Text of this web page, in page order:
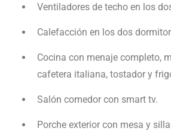
Ventiladores de techo en los
Calefacción en los dos
Cocina con menaje completo,
cafetera italiana, tostador y
Salón comedor con smart tv.
Porche exterior con mesa y